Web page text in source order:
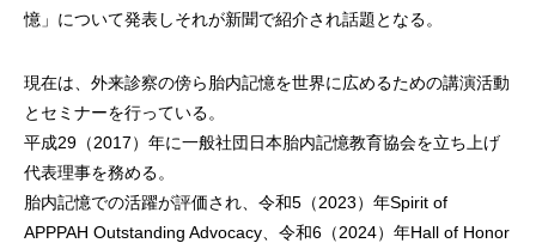
憶」について発表しそれが新聞で紹介され話題となる。
現在は、外来診察の傍ら胎内記憶を世界に広めるための講演活動
とセミナーを行っている。
平成29（2017）年に一般社団日本胎内記憶教育協会を立ち上げ
代表理事を務める。
胎内記憶での活躍が評価され、令和5（2023）年Spirit of
APPPAH Outstanding Advocacy、令和6（2024）年Hall of Honor